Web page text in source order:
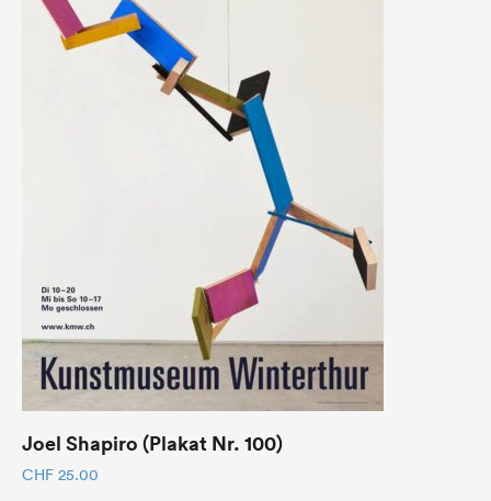
Joel Shapiro (Plakat Nr. 100)
CHF 25.00